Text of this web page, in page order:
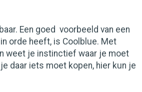
Een goed voorbeeld van een
orde heeft, is Coolblue. Met
weet je instinctief waar je moet
daar iets moet kopen, hier kun je